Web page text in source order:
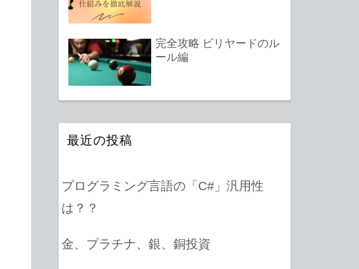
完全攻略 ビリヤードのル
ール編
最近の投稿
プログラミング言語の「C#」汎用性
は？？
金、プラチナ、銀、銅投資